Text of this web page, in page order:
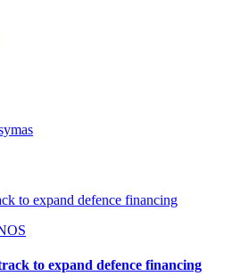
to expand defence financing
to expand defence financing